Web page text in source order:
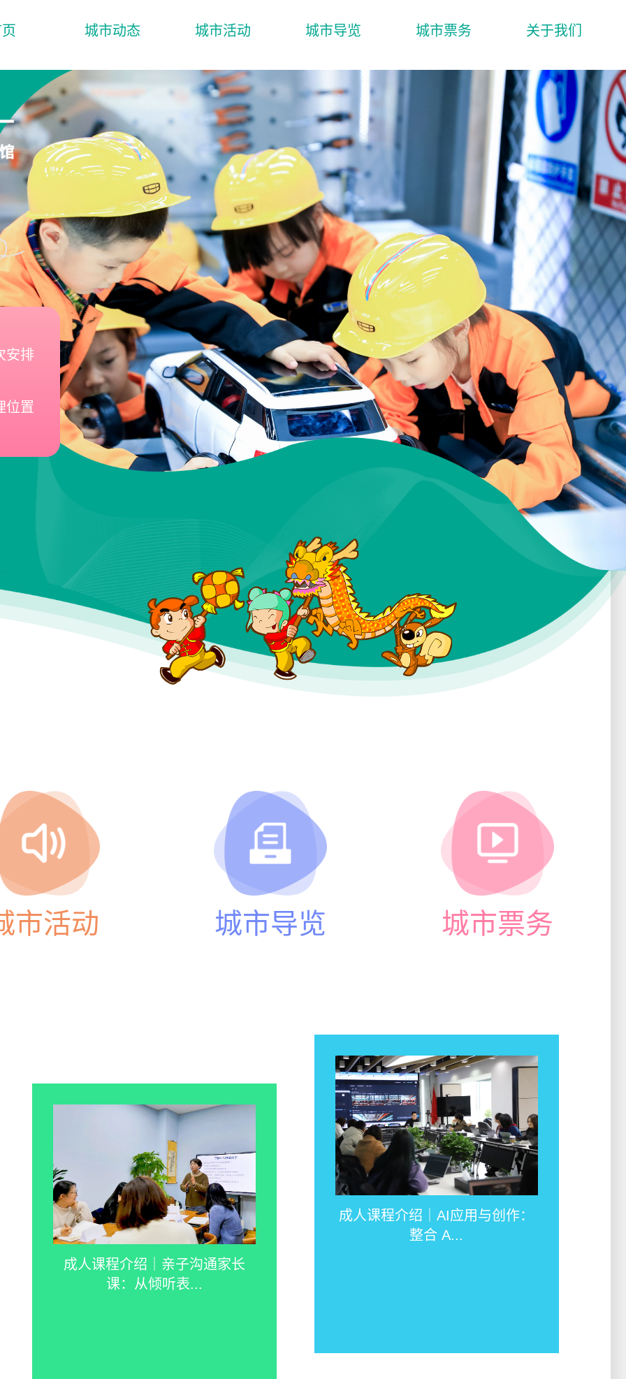
城市动态 城市活动 城市导览 城市票务 关于我们
安排
位置
市活动 城市导览 城市票务
成人课程介绍｜亲子沟通家长
课：从倾听表...
成人课程介绍｜AI应用与创作：
整合 A...